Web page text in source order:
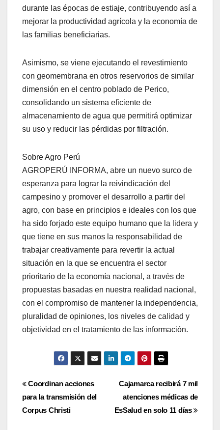
durante las épocas de estiaje, contribuyendo así a
mejorar la productividad agrícola y la economía de
las familias beneficiarias.
Asimismo, se viene ejecutando el revestimiento
con geomembrana en otros reservorios de similar
dimensión en el centro poblado de Perico,
consolidando un sistema eficiente de
almacenamiento de agua que permitirá optimizar
su uso y reducir las pérdidas por filtración.
Sobre Agro Perú
AGROPERÚ INFORMA, abre un nuevo surco de
esperanza para lograr la reivindicación del
campesino y promover el desarrollo a partir del
agro, con base en principios e ideales con los que
ha sido forjado este equipo humano que la lidera y
que tiene en sus manos la responsabilidad de
trabajar creativamente para revertir la actual
situación en la que se encuentra el sector
prioritario de la economía nacional, a través de
propuestas basadas en nuestra realidad nacional,
con el compromiso de mantener la independencia,
pluralidad de opiniones, los niveles de calidad y
objetividad en el tratamiento de las información.
Navegación
de
Cajamarca recibirá 7 mil
atenciones médicas de
EsSalud en solo 11 días
Coordinan acciones
para la transmisión del
Corpus Christi